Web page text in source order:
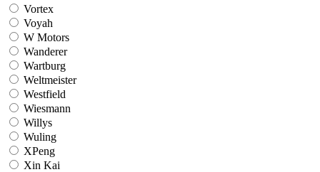
Vortex
Voyah
W Motors
Wanderer
Wartburg
Weltmeister
Westfield
Wiesmann
Willys
Wuling
XPeng
Xin Kai